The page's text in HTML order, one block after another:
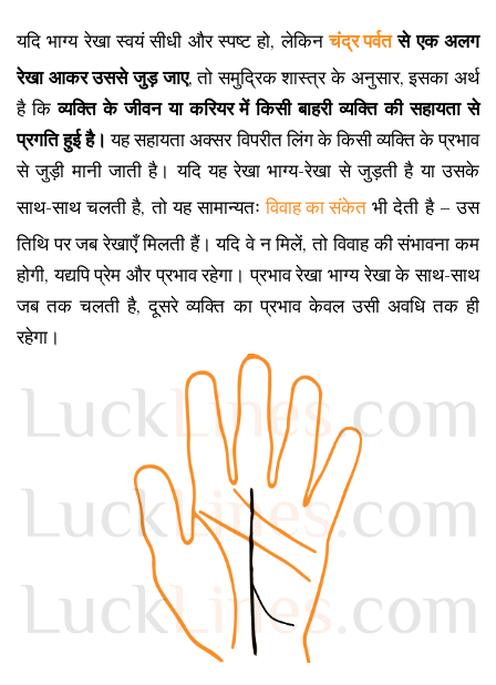
यदि भाग्य रेखा स्वयं सीधी और स्पष्ट हो, लेकिनचंद्र पर्वतसे एक अलग
रेखा आकर उससे जुड़ जाए, तो समुद्रिक शास्त्र के अनुसार, इसका अर्थ
है किव्यक्ति के जीवन या करियर में किसी बाहरी व्यक्ति की सहायता से
प्रगति हुई है। यह सहायता अक्सर विपरीत लिंग के किसी व्यक्ति के प्रभाव
से जुड़ी मानी जाती है। यदि यह रेखा भाग्य-रेखा से जुड़ती है या उसके
साथ-साथ चलती है, तो यह सामान्यतःविवाह का संकेत भी देती है – उस
तिथि पर जब रेखाएँ मिलती हैं। यदि वे न मिलें, तो विवाह की संभावना कम
होगी, यद्यपि प्रेम और प्रभाव रहेगा। प्रभाव रेखा भाग्य रेखा के साथ-साथ
जब तक चलती है, दूसरे व्यक्ति का प्रभाव केवल उसी अवधि तक ही
रहेगा।